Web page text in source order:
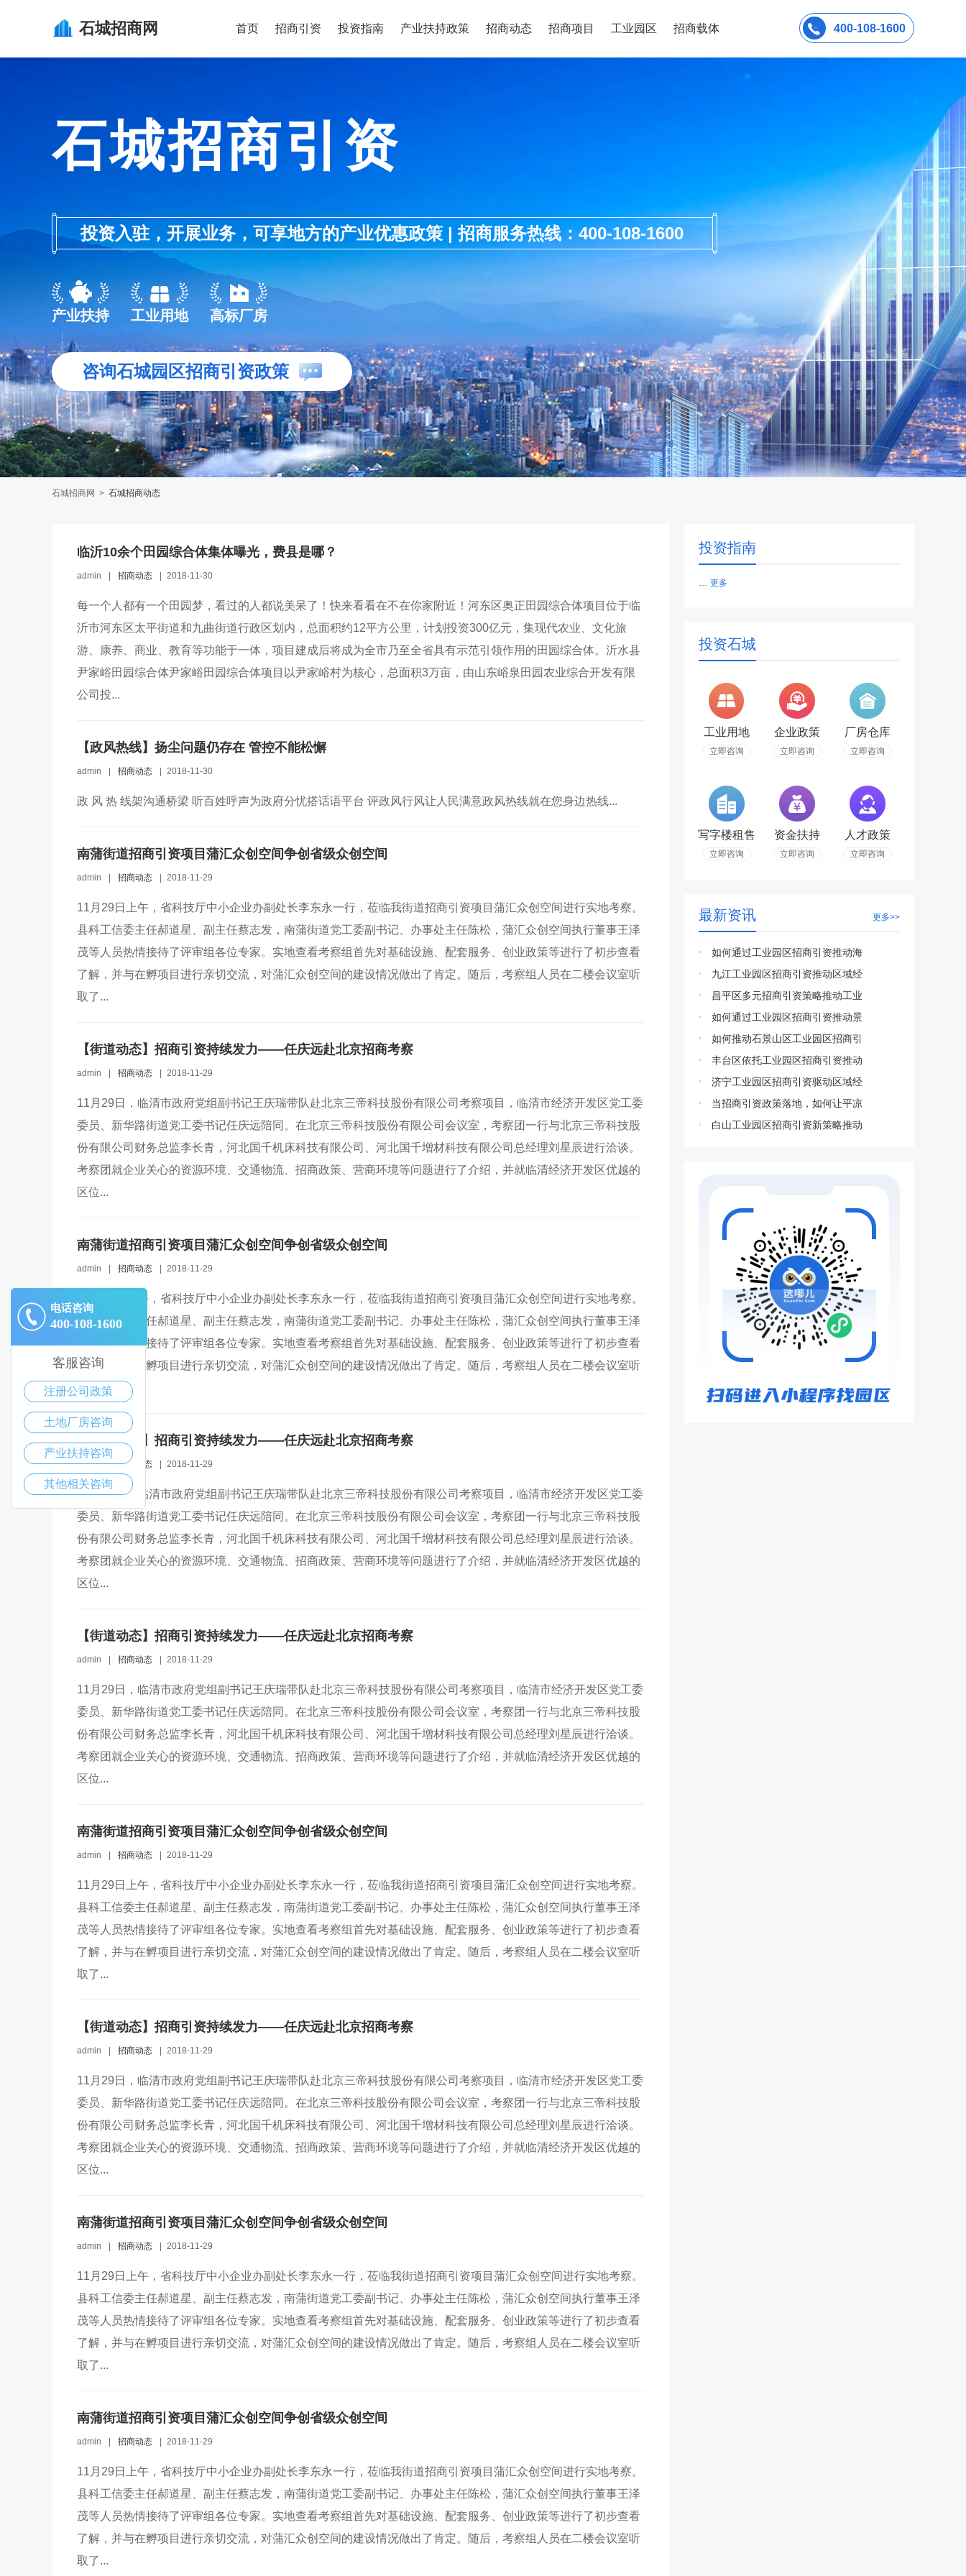
石城招商网 首页 招商引资 投资指南 产业扶持政策 招商动态 招商项目 工业园区 招商载体 400-108-1600
石城招商引资
投资入驻，开展业务，可享地方的产业优惠政策 | 招商服务热线：400-108-1600
产业扶持 工业用地 高标厂房
咨询石城园区招商引资政策
石城招商网 > 石城招商动态
临沂10余个田园综合体集体曝光，费县是哪？
admin 招商动态 2018-11-30
每一个人都有一个田园梦，看过的人都说美呆了！快来看看在不在你家附近！河东区奥正田园综合体项目位于临
沂市河东区太平街道和九曲街道行政区划内，总面积约12平方公里，计划投资300亿元，集现代农业、文化旅
游、康养、商业、教育等功能于一体，项目建成后将成为全市乃至全省具有示范引领作用的田园综合体。沂水县
尹家峪田园综合体尹家峪田园综合体项目以尹家峪村为核心，总面积3万亩，由山东峪泉田园农业综合开发有限
公司投...
【政风热线】扬尘问题仍存在 管控不能松懈
admin 招商动态 2018-11-30
政 风 热 线架沟通桥梁 听百姓呼声为政府分忧搭话语平台 评政风行风让人民满意政风热线就在您身边热线...
南蒲街道招商引资项目蒲汇众创空间争创省级众创空间
admin 招商动态 2018-11-29
11月29日上午，省科技厅中小企业办副处长李东永一行，莅临我街道招商引资项目蒲汇众创空间进行实地考察。
县科工信委主任郝道星、副主任蔡志发，南蒲街道党工委副书记、办事处主任陈松，蒲汇众创空间执行董事王泽
茂等人员热情接待了评审组各位专家。实地查看考察组首先对基础设施、配套服务、创业政策等进行了初步查看
了解，并与在孵项目进行亲切交流，对蒲汇众创空间的建设情况做出了肯定。随后，考察组人员在二楼会议室听
取了...
【街道动态】招商引资持续发力——任庆远赴北京招商考察
admin 招商动态 2018-11-29
11月29日，临清市政府党组副书记王庆瑞带队赴北京三帝科技股份有限公司考察项目，临清市经济开发区党工委
委员、新华路街道党工委书记任庆远陪同。在北京三帝科技股份有限公司会议室，考察团一行与北京三帝科技股
份有限公司财务总监李长青，河北国千机床科技有限公司、河北国千增材科技有限公司总经理刘星辰进行洽谈。
考察团就企业关心的资源环境、交通物流、招商政策、营商环境等问题进行了介绍，并就临清经济开发区优越的
区位...
南蒲街道招商引资项目蒲汇众创空间争创省级众创空间
admin 招商动态 2018-11-29
11月29日上午，省科技厅中小企业办副处长李东永一行，莅临我街道招商引资项目蒲汇众创空间进行实地考察。
县科工信委主任郝道星、副主任蔡志发，南蒲街道党工委副书记、办事处主任陈松，蒲汇众创空间执行董事王泽
茂等人员热情接待了评审组各位专家。实地查看考察组首先对基础设施、配套服务、创业政策等进行了初步查看
了解，并与在孵项目进行亲切交流，对蒲汇众创空间的建设情况做出了肯定。随后，考察组人员在二楼会议室听
取了...
【街道动态】招商引资持续发力——任庆远赴北京招商考察
admin | 招商动态 2018-11-29
11月29日，临清市政府党组副书记王庆瑞带队赴北京三帝科技股份有限公司考察项目，临清市经济开发区党工委
委员、新华路街道党工委书记任庆远陪同。在北京三帝科技股份有限公司会议室，考察团一行与北京三帝科技股
份有限公司财务总监李长青，河北国千机床科技有限公司、河北国千增材科技有限公司总经理刘星辰进行洽谈。
考察团就企业关心的资源环境、交通物流、招商政策、营商环境等问题进行了介绍，并就临清经济开发区优越的
区位...
【街道动态】招商引资持续发力——任庆远赴北京招商考察
admin 招商动态 2018-11-29
11月29日，临清市政府党组副书记王庆瑞带队赴北京三帝科技股份有限公司考察项目，临清市经济开发区党工委
委员、新华路街道党工委书记任庆远陪同。在北京三帝科技股份有限公司会议室，考察团一行与北京三帝科技股
份有限公司财务总监李长青，河北国千机床科技有限公司、河北国千增材科技有限公司总经理刘星辰进行洽谈。
考察团就企业关心的资源环境、交通物流、招商政策、营商环境等问题进行了介绍，并就临清经济开发区优越的
区位...
南蒲街道招商引资项目蒲汇众创空间争创省级众创空间
admin 招商动态 2018-11-29
11月29日上午，省科技厅中小企业办副处长李东永一行，莅临我街道招商引资项目蒲汇众创空间进行实地考察。
县科工信委主任郝道星、副主任蔡志发，南蒲街道党工委副书记、办事处主任陈松，蒲汇众创空间执行董事王泽
茂等人员热情接待了评审组各位专家。实地查看考察组首先对基础设施、配套服务、创业政策等进行了初步查看
了解，并与在孵项目进行亲切交流，对蒲汇众创空间的建设情况做出了肯定。随后，考察组人员在二楼会议室听
取了...
【街道动态】招商引资持续发力——任庆远赴北京招商考察
admin 招商动态 2018-11-29
11月29日，临清市政府党组副书记王庆瑞带队赴北京三帝科技股份有限公司考察项目，临清市经济开发区党工委
委员、新华路街道党工委书记任庆远陪同。在北京三帝科技股份有限公司会议室，考察团一行与北京三帝科技股
份有限公司财务总监李长青，河北国千机床科技有限公司、河北国千增材科技有限公司总经理刘星辰进行洽谈。
考察团就企业关心的资源环境、交通物流、招商政策、营商环境等问题进行了介绍，并就临清经济开发区优越的
区位...
南蒲街道招商引资项目蒲汇众创空间争创省级众创空间
admin 招商动态 2018-11-29
11月29日上午，省科技厅中小企业办副处长李东永一行，莅临我街道招商引资项目蒲汇众创空间进行实地考察。
县科工信委主任郝道星、副主任蔡志发，南蒲街道党工委副书记、办事处主任陈松，蒲汇众创空间执行董事王泽
茂等人员热情接待了评审组各位专家。实地查看考察组首先对基础设施、配套服务、创业政策等进行了初步查看
了解，并与在孵项目进行亲切交流，对蒲汇众创空间的建设情况做出了肯定。随后，考察组人员在二楼会议室听
取了...
南蒲街道招商引资项目蒲汇众创空间争创省级众创空间
admin 招商动态 2018-11-29
11月29日上午，省科技厅中小企业办副处长李东永一行，莅临我街道招商引资项目蒲汇众创空间进行实地考察。
县科工信委主任郝道星、副主任蔡志发，南蒲街道党工委副书记、办事处主任陈松，蒲汇众创空间执行董事王泽
茂等人员热情接待了评审组各位专家。实地查看考察组首先对基础设施、配套服务、创业政策等进行了初步查看
了解，并与在孵项目进行亲切交流，对蒲汇众创空间的建设情况做出了肯定。随后，考察组人员在二楼会议室听
取了...
投资指南
更多
投资石城
工业用地
立即咨询
企业政策
立即咨询
厂房仓库
立即咨询
写字楼租售
立即咨询
资金扶持
立即咨询
人才政策
立即咨询
最新资讯 更多>>
如何通过工业园区招商引资推动海
九江工业园区招商引资推动区域经
昌平区多元招商引资策略推动工业
如何通过工业园区招商引资推动景
如何推动石景山区工业园区招商引
丰台区依托工业园区招商引资推动
济宁工业园区招商引资驱动区域经
当招商引资政策落地，如何让平凉
白山工业园区招商引资新策略推动
电话咨询
400-108-1600
客服咨询
注册公司政策
土地厂房咨询
产业扶持咨询
其他相关咨询